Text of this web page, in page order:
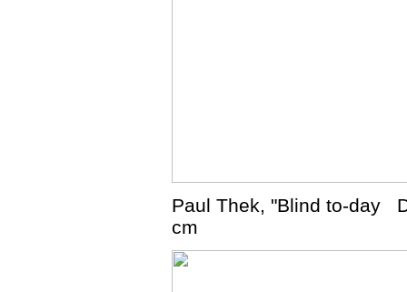
Paul Thek, "Blind to-day
cm